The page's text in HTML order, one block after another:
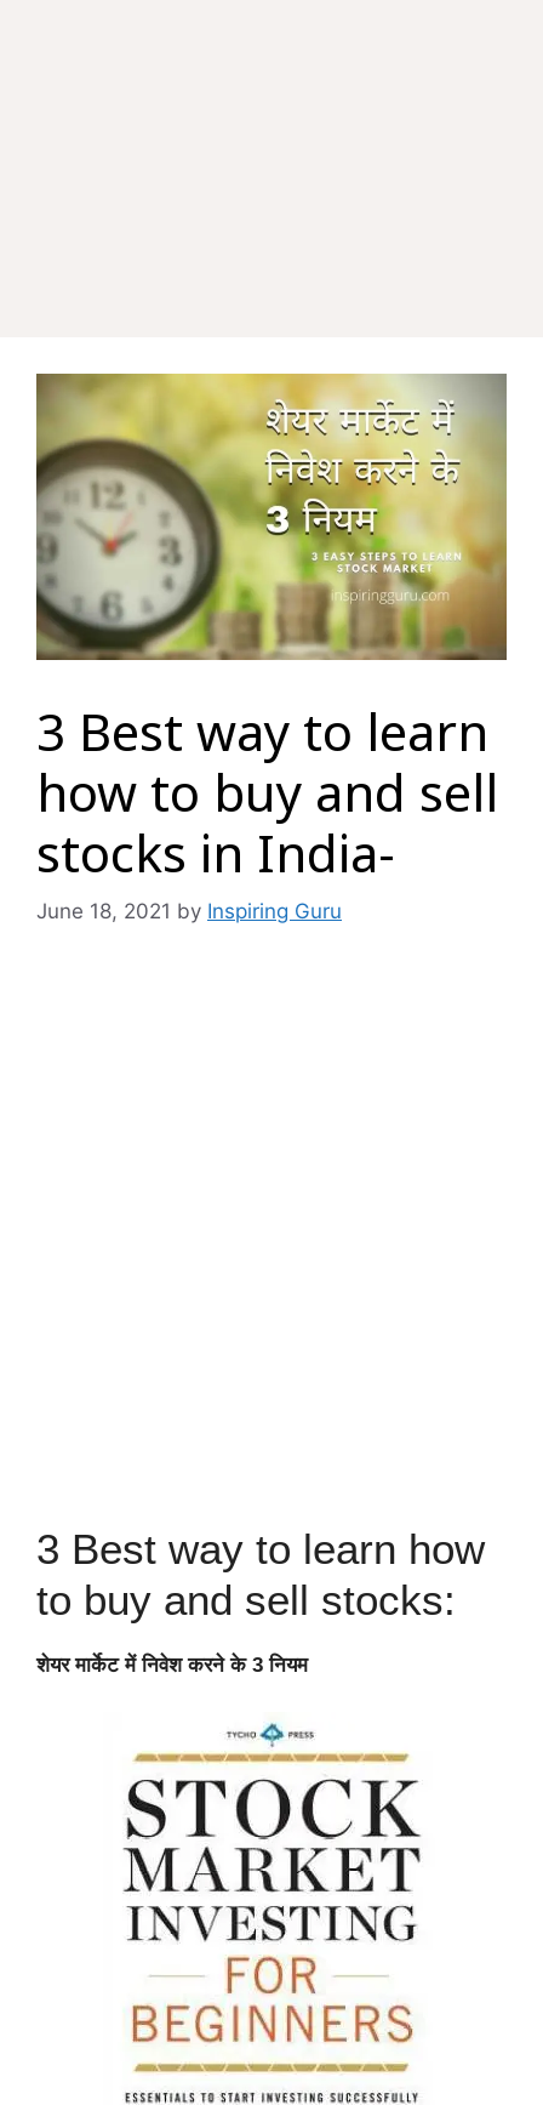
3 Best way to learn
how to buy and sell
stocks in India-
June 18, 2021 by Inspiring Guru
3 Best way to learn how
to buy and sell stocks:
शेयर मार्केट में निवेश करने के 3 नियम